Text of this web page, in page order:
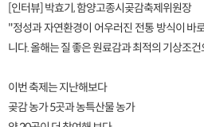
[인터뷰] 박효기, 함양고종시곶감축제위원장
"정성과 자연환경이 어우러진 전통 방식이 바
니다. 올해는 질 좋은 원료감과 최적의 기상조
이번 축제는 지난해보다
곶감 농가 5곳과 농특산물 농가